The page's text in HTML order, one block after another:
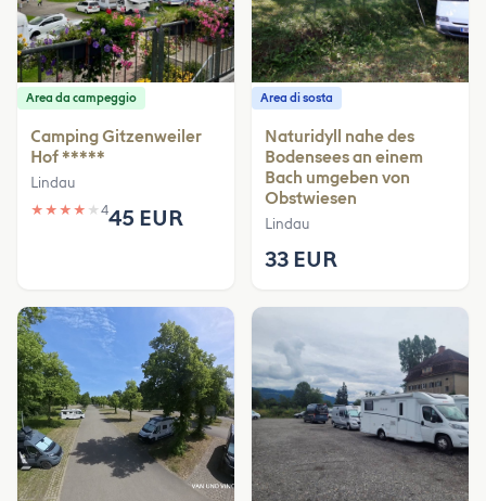
Area da campeggio
Camping Gitzenweiler
Hof *****
Lindau
★ ★ ★ ★ ★ 445 EUR
Area di sosta
Naturidyll nahe des
Bodensees an einem
Bach umgeben von
Obstwiesen
Lindau
33 EUR